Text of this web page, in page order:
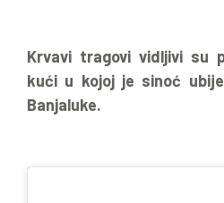
Krvavi tragovi vidljivi su
kući u kojoj je sinoć
Banjaluke.